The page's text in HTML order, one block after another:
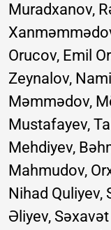
Muradxanov,
Orucov, Emil
Zeynalov,
Məmmədov,
Mustafayev,
Mehdiyev,
Mahmudov,
Nihad Quliyev,
Əliyev,